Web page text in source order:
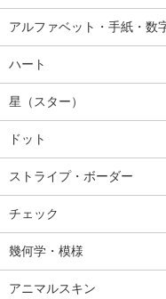
アルファベット・手紙・数
ハート
星（スター）
ドット
ストライプ・ボーダー
チェック
幾何学・模様
アニマルスキン